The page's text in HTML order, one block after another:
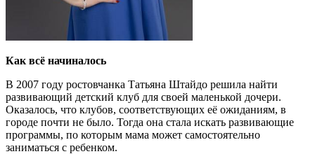
Как всё начиналось
В 2007 году ростовчанка Татьяна Штайдо решила найти
развивающий детский клуб для своей маленькой дочери.
Оказалось, что клубов, соответствующих её ожиданиям, в
городе почти не было. Тогда она стала искать развивающие
программы, по которым мама может самостоятельно
заниматься с ребенком.